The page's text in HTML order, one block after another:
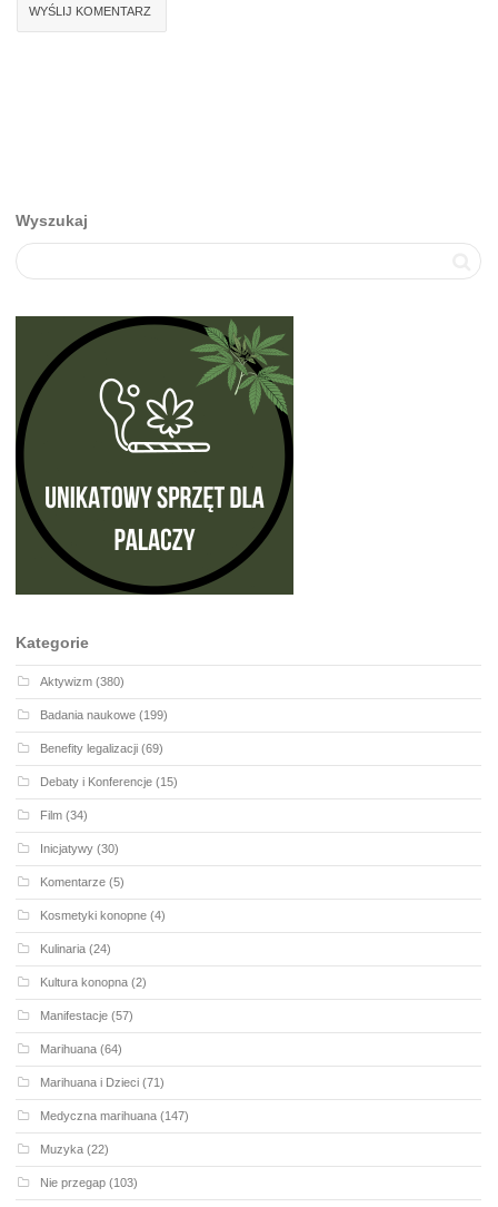
Wyszukaj
Kategorie
Aktywizm (380)
Badania naukowe (199)
Benefity legalizacji (69)
Debaty i Konferencje (15)
Film (34)
Inicjatywy (30)
Komentarze (5)
Kosmetyki konopne (4)
Kulinaria (24)
Kultura konopna (2)
Manifestacje (57)
Marihuana (64)
Marihuana i Dzieci (71)
Medyczna marihuana (147)
Muzyka (22)
Nie przegap (103)